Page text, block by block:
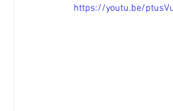
https://youtu.be/